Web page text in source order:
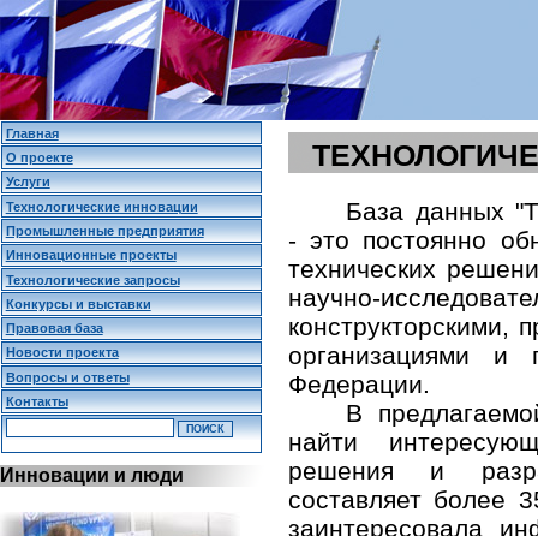
База данных
- это постоянно
технических
научно-
организациями и
Федерации.
В
найти
решения и
составляет более
заинтересовала
Главная
О проекте
Услуги
Технологические инновации
Промышленные предприятия
Инновационные проекты
Технологические запросы
Конкурсы и выставки
Правовая база
Новости проекта
Вопросы и ответы
Контакты
Инновации и люди